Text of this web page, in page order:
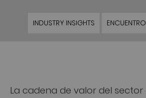
INDUSTRY INSIGHTS
La cadena de valor del sector